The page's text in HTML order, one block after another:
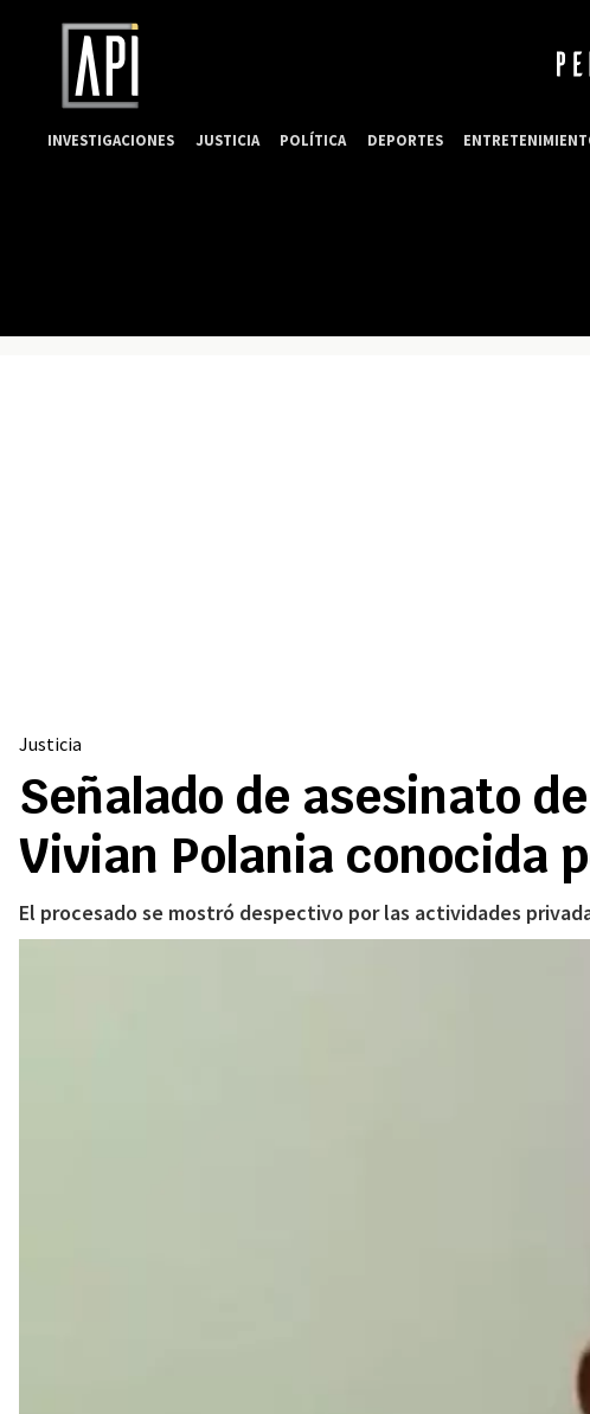
Justicia
Señalado de asesinato
Vivian Polania conocida
El procesado se mostró despectivo por las actividades
INVESTIGACIONES JUSTICIA POLÍTICA DEPORTES